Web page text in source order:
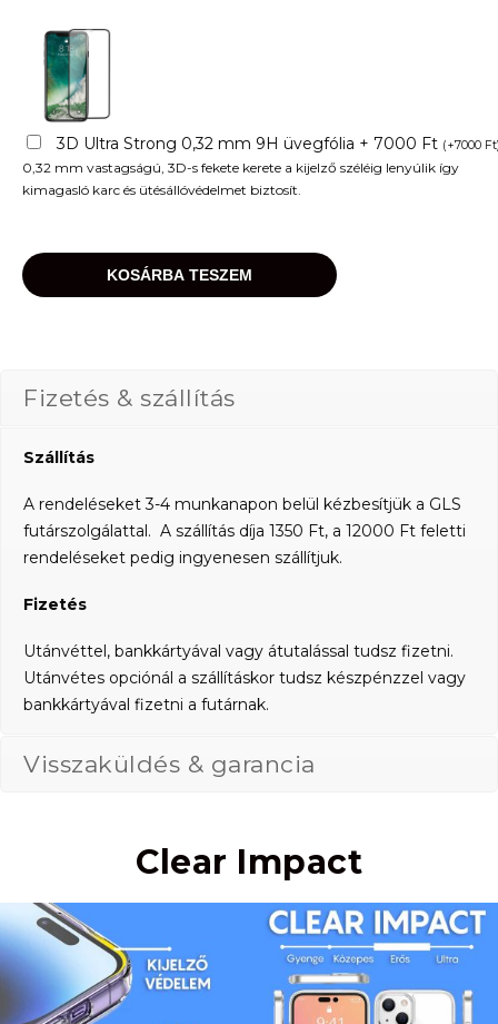
3D Ultra Strong 0,32 mm 9H üvegfólia + 7000 Ft (+7000 Ft
0,32 mm vastagságú, 3D-s fekete kerete a kijelző széléig lenyúlik így
kimagasló karc és ütésállóvédelmet biztosít.
KOSÁRBA TESZEM
Fizetés & szállítás
Szállítás
A rendeléseket 3-4 munkanapon belül kézbesítjük a GLS
futárszolgálattal. A szállítás díja 1350 Ft, a 12000 Ft feletti
rendeléseket pedig ingyenesen szállítjuk.
Fizetés
Utánvéttel, bankkártyával vagy átutalással tudsz fizetni.
Utánvétes opciónál a szállításkor tudsz készpénzzel vagy
bankkártyával fizetni a futárnak.
Visszaküldés & garancia
Clear Impact